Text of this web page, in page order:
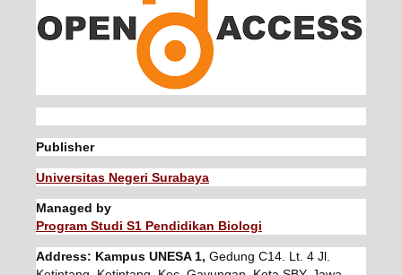
Publisher
Universitas Negeri Surabaya
Managed by
Program Studi S1 Pendidikan Biologi
Address: Kampus UNESA 1, Gedung C14. Lt. 4 Jl.